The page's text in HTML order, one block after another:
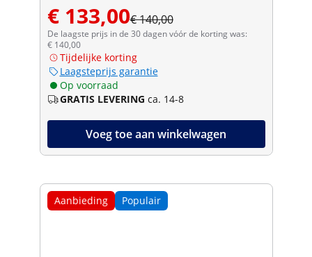
€ 133,00€ 140,00
De laagste prijs in de 30 dagen vóór de korting was:
€ 140,00
Tijdelijke korting
Laagsteprijs garantie
Op voorraad
GRATIS LEVERING ca. 14-8
Voeg toe aan winkelwagen
Aanbieding Populair